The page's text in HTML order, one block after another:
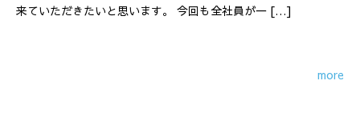
来ていただきたいと思います。 今回も全社員が一 […]
more